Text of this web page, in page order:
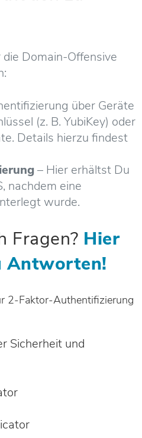
Domain-Offensive
über Geräte
(z. B. YubiKey) oder
Details hierzu findest
– Hier erhältst Du
nachdem eine
wurde.
Fragen? Hier
Antworten!
2-Faktor-Authentifizierung
Sicherheit und